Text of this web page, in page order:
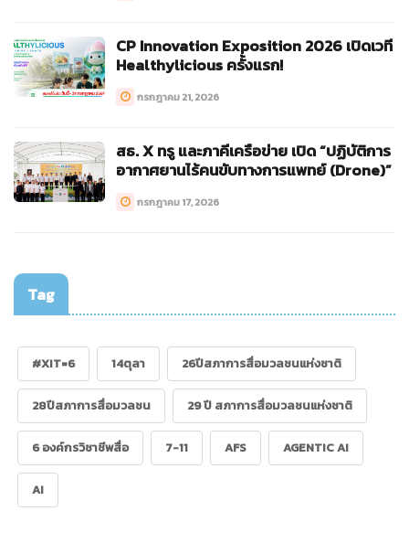
CP Innovation Exposition 2026 เปิดเวที
Healthylicious ครั้งแรก!
กรกฎาคม 21, 2026
สธ. X ทรู และภาคีเครือข่าย เปิด “ปฏิบัติการ
อากาศยานไร้คนขับทางการแพทย์ (Drone)”
กรกฎาคม 17, 2026
Tag
#XIT=6 14ตุลา 26ปีสภาการสื่อมวลชนแห่งชาติ
28ปีสภาการสื่อมวลชน 29 ปี สภาการสื่อมวลชนแห่งชาติ
6 องค์กรวิชาชีพสื่อ 7-11 AFS AGENTIC AI
AI